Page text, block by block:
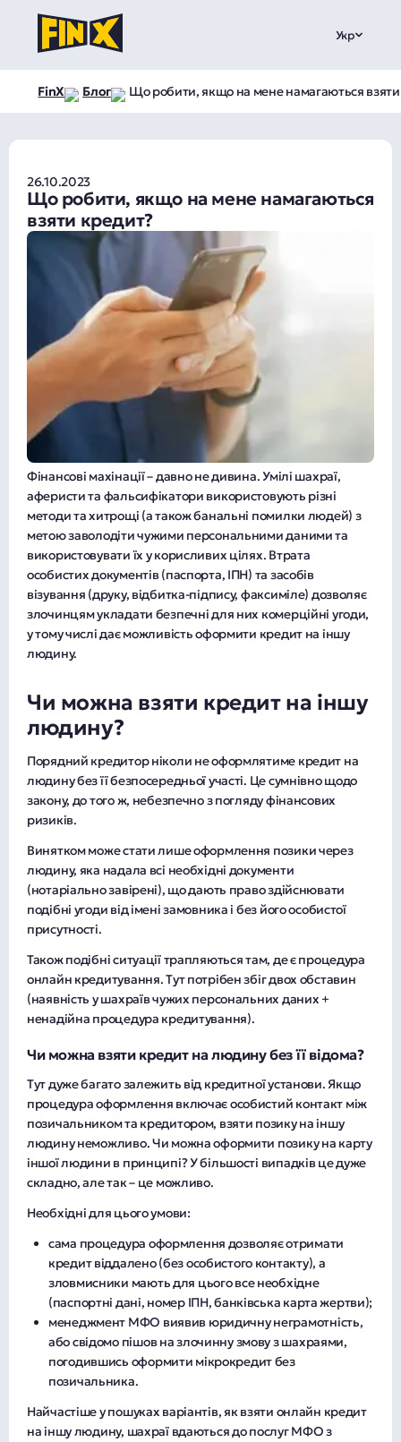
Укр
FinX Блог Що робити, якщо на мене намагаються
26.10.2023
Що робити, якщо на мене намагаються
взяти кредит?
Фінансові махінації – давно не дивина. Умілі шахраї,
аферисти та фальсифікатори використовують різні
методи та хитрощі (а також банальні помилки людей) з
метою заволодіти чужими персональними даними та
використовувати їх у корисливих цілях. Втрата
особистих документів (паспорта, ІПН) та засобів
візування (друку, відбитка-підпису, факсиміле) дозволяє
злочинцям укладати безпечні для них комерційні угоди,
у тому числі дає можливість оформити кредит на іншу
людину.
Чи можна взяти кредит на іншу
людину?
Порядний кредитор ніколи не оформлятиме кредит на
людину без її безпосередньої участі. Це сумнівно щодо
закону, до того ж, небезпечно з погляду фінансових
ризиків.
Винятком може стати лише оформлення позики через
людину, яка надала всі необхідні документи
(нотаріально завірені), що дають право здійснювати
подібні угоди від імені замовника і без його особистої
присутності.
Також подібні ситуації трапляються там, де є процедура
онлайн кредитування. Тут потрібен збіг двох обставин
(наявність у шахраїв чужих персональних даних +
ненадійна процедура кредитування).
Чи можна взяти кредит на людину без її відома?
Тут дуже багато залежить від кредитної установи. Якщо
процедура оформлення включає особистий контакт між
позичальником та кредитором, взяти позику на іншу
людину неможливо. Чи можна оформити позику на карту
іншої людини в принципі? У більшості випадків це дуже
складно, але так – це можливо.
Необхідні для цього умови:
сама процедура оформлення дозволяє отримати
кредит віддалено (без особистого контакту), а
зловмисники мають для цього все необхідне
(паспортні дані, номер ІПН, банківська карта жертви);
менеджмент МФО виявив юридичну неграмотність,
або свідомо пішов на злочинну змову з шахраями,
погодившись оформити мікрокредит без
позичальника.
Найчастіше у пошуках варіантів, як взяти онлайн кредит
на іншу людину, шахраї вдаються до послуг МФО з